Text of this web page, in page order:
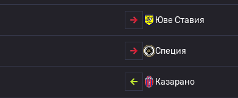
Юве Ставия
Специя
Казарано